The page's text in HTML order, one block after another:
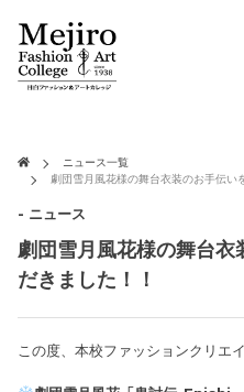
ニュース一覧
劇団雪月風花様の舞台衣装のお手伝い
- ニュース
劇団雪月風花様の舞台衣
だきました！！
この度、本校ファッションクリエ